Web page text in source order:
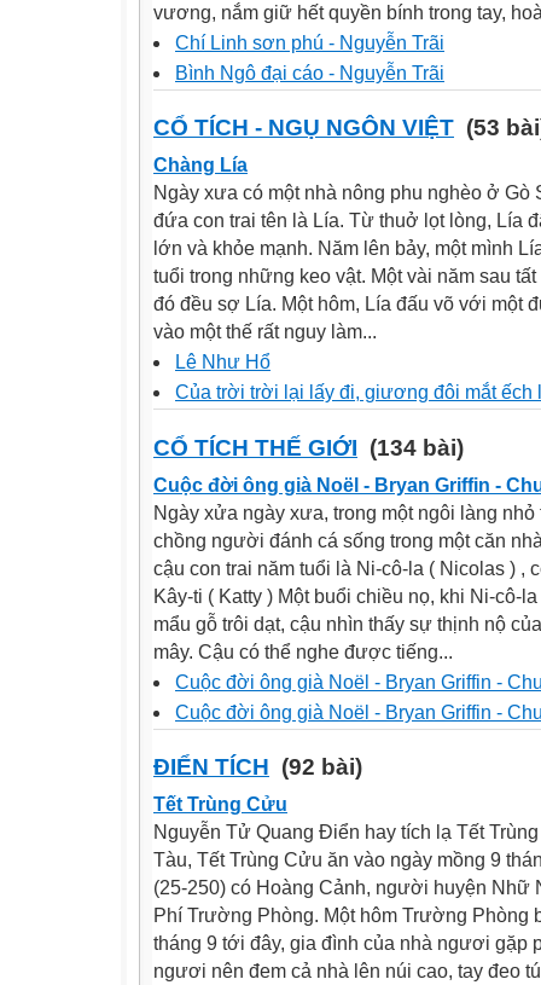
vương, nắm giữ hết quyền bính trong tay,
Chí Linh sơn phú - Nguyễn Trãi
Bình Ngô đại cáo - Nguyễn Trãi
CỔ TÍCH - NGỤ NGÔN VIỆT (53
Chàng Lía
Ngày xưa có một nhà nông phu nghèo ở Gò
đứa con trai tên là Lía. Từ thuở lọt lòng, Lía
lớn và khỏe mạnh. Năm lên bảy, một mình
tuổi trong những keo vật. Một vài năm sau
đó đều sợ Lía. Một hôm, Lía đấu võ với một
vào một thế rất nguy làm...
Lê Như Hổ
Của trời trời lại lấy đi, giương đôi mắt
CỔ TÍCH THẾ GIỚI (134 bài)
Cuộc đời ông già Noël - Bryan Griffin -
Ngày xửa ngày xưa, trong một ngôi làng
chồng người đánh cá sống trong một căn
cậu con trai năm tuổi là Ni-cô-la ( Nicolas ) ,
Kây-ti ( Katty ) Một buổi chiều nọ, khi Ni-cô-
mẩu gỗ trôi dạt, cậu nhìn thấy sự thịnh nộ
mây. Cậu có thể nghe được tiếng...
Cuộc đời ông già Noël - Bryan Griffin -
Cuộc đời ông già Noël - Bryan Griffin -
ĐIỂN TÍCH (92 bài)
Tết Trùng Cửu
Nguyễn Tử Quang Điển hay tích lạ Tết
Tàu, Tết Trùng Cửu ăn vào ngày mồng 9
(25-250) có Hoàng Cảnh, người huyện Nhữ
Phí Trường Phòng. Một hôm Trường Phòng
tháng 9 tới đây, gia đình của nhà ngươi gặp
ngươi nên đem cả nhà lên núi cao, tay đeo